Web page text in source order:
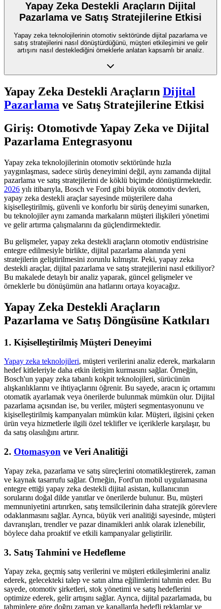
Yapay Zeka Destekli Araçların Dijital
Pazarlama ve Satış Stratejilerine Etkisi
Yapay zeka teknolojilerinin otomotiv sektöründe dijital pazarlama ve
satış stratejilerini nasıl dönüştürdüğünü, müşteri etkileşimini ve gelir
artışını nasıl desteklediğini örneklerle anlatan kapsamlı bir analiz.
Yapay Zeka Destekli Araçların Dijital
Pazarlama ve Satış Stratejilerine Etkisi
Giriş: Otomotivde Yapay Zeka ve Dijital
Pazarlama Entegrasyonu
Yapay zeka teknolojilerinin otomotiv sektöründe hızla
yaygınlaşması, sadece sürüş deneyimini değil, aynı zamanda dijital
pazarlama ve satış stratejilerini de köklü biçimde dönüştürmektedir.
2026 yılı itibarıyla, Bosch ve Ford gibi büyük otomotiv devleri,
yapay zeka destekli araçlar sayesinde müşterilere daha
kişiselleştirilmiş, güvenli ve konforlu bir sürüş deneyimi sunarken,
bu teknolojiler aynı zamanda markaların müşteri ilişkileri yönetimi
ve gelir artırma çalışmalarını da güçlendirmektedir.
Bu gelişmeler, yapay zeka destekli araçların otomotiv endüstrisine
entegre edilmesiyle birlikte, dijital pazarlama alanında yeni
stratejilerin geliştirilmesini zorunlu kılmıştır. Peki, yapay zeka
destekli araçlar, dijital pazarlama ve satış stratejilerini nasıl etkiliyor?
Bu makalede detaylı bir analiz yaparak, güncel gelişmeler ve
örneklerle bu dönüşümün ana hatlarını ortaya koyacağız.
Yapay Zeka Destekli Araçların
Pazarlama ve Satış Döngüsüne Katkıları
1. Kişiselleştirilmiş Müşteri Deneyimi
Yapay zeka teknolojileri, müşteri verilerini analiz ederek, markaların
hedef kitleleriyle daha etkin iletişim kurmasını sağlar. Örneğin,
Bosch'un yapay zeka tabanlı kokpit teknolojileri, sürücünün
alışkanlıklarını ve ihtiyaçlarını öğrenir. Bu sayede, aracın iç ortamını
otomatik ayarlamak veya önerilerde bulunmak mümkün olur. Dijital
pazarlama açısından ise, bu veriler, müşteri segmentasyonunu ve
kişiselleştirilmiş kampanyaları mümkün kılar. Müşteri, ilgisini çeken
ürün veya hizmetlerle ilgili özel teklifler ve içeriklerle karşılaşır, bu
da satış olasılığını artırır.
2. Otomasyon ve Veri Analitiği
Yapay zeka, pazarlama ve satış süreçlerini otomatikleştirerek, zaman
ve kaynak tasarrufu sağlar. Örneğin, Ford'un mobil uygulamasına
entegre ettiği yapay zeka destekli dijital asistan, kullanıcının
sorularını doğal dilde yanıtlar ve önerilerde bulunur. Bu, müşteri
memnuniyetini artırırken, satış temsilcilerinin daha stratejik görevlere
odaklanmasını sağlar. Ayrıca, büyük veri analitiği sayesinde, müşteri
davranışları, trendler ve pazar dinamikleri anlık olarak izlenebilir,
böylece daha proaktif ve etkili kampanyalar geliştirilir.
3. Satış Tahmini ve Hedefleme
Yapay zeka, geçmiş satış verilerini ve müşteri etkileşimlerini analiz
ederek, gelecekteki talep ve satın alma eğilimlerini tahmin eder. Bu
sayede, otomotiv şirketleri, stok yönetimi ve satış hedeflerini
optimize ederek, gelir artışını sağlar. Ayrıca, dijital pazarlamada, bu
tahminlere göre doğru zaman ve kanallarda hedefli reklamlar ve